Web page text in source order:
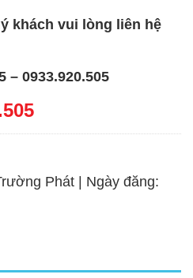
khách vui lòng liên hệ
– 0933.920.505
Phát | Ngày đăng: